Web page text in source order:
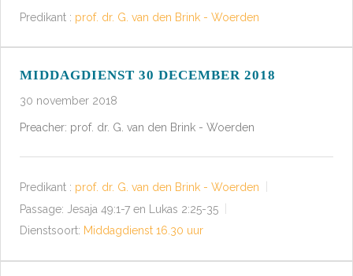
Predikant : prof. dr. G. van den Brink - Woerden
MIDDAGDIENST 30 DECEMBER 2018
30 november 2018
Preacher: prof. dr. G. van den Brink - Woerden
Predikant : prof. dr. G. van den Brink - Woerden
Passage: Jesaja 49:1-7 en Lukas 2:25-35
Dienstsoort: Middagdienst 16.30 uur